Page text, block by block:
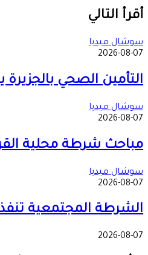
عبر
البريد
أقرأ التالي
سوشال ميديا
2026-08-07
التأمين الصحي
سوشال ميديا
2026-08-07
مباحث شرطة محلية
سوشال ميديا
2026-08-07
الشرطة المجتمعية
2026-08-07